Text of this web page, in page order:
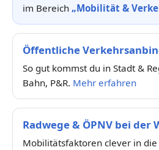
im Bereich „Mobilität &
Öffentliche
So gut kommst du in Stadt &
Bahn, P&R. Mehr erfahren
Radwege & ÖPNV bei der
Mobilitätsfaktoren clever in die